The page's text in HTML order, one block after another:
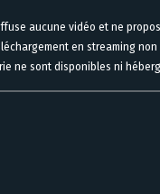
aucune vidéo et ne
en streaming non
ne sont disponibles ni